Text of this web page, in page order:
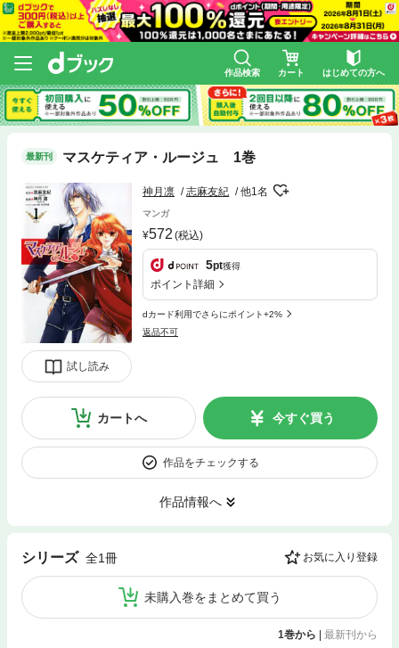
作品検索 カート はじめての方へ
最新刊 マスケティア・ルージュ 1巻
試し読み
神月凛 志麻友紀 他1名
マンガ
572 (税込)
5pt獲得
ポイント詳細
dカード利用でさらにポイント+2%
返品不可
カートへ 今すぐ買う
作品をチェックする
作品情報へ
シリーズ 全1冊 お気に入り登録
未購入巻をまとめて買う
1巻から | 最新刊から